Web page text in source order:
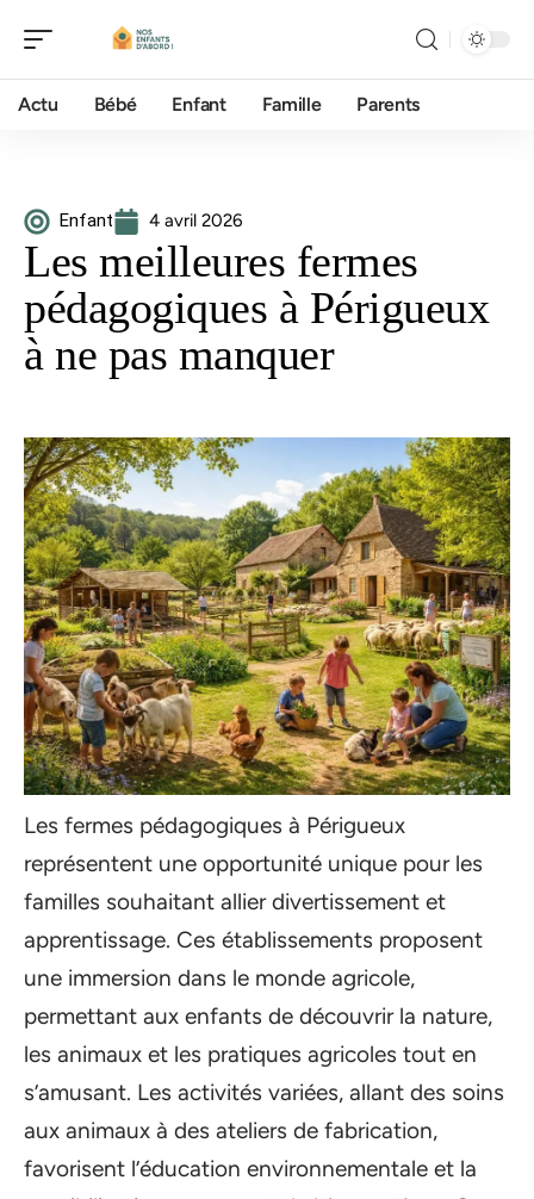
Actu Bébé Enfant Famille Parents
Enfant 4 avril 2026
Les meilleures fermes
pédagogiques à Périgueux
à ne pas manquer
Les fermes pédagogiques à Périgueux
représentent une opportunité unique pour les
familles souhaitant allier divertissement et
apprentissage. Ces établissements proposent
une immersion dans le monde agricole,
permettant aux enfants de découvrir la nature,
les animaux et les pratiques agricoles tout en
s’amusant. Les activités variées, allant des soins
aux animaux à des ateliers de fabrication,
favorisent l’éducation environnementale et la